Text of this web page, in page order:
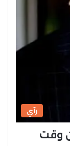
رآي
وقت